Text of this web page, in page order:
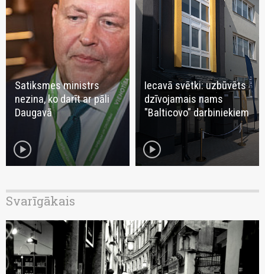
Satiksmes ministrs
nezina, ko darīt ar pāli
Daugavā
play_circle
Iecavā svētki: uzbūvēts
dzīvojamais nams
"Balticovo" darbiniekiem
play_circle
Svarīgākais